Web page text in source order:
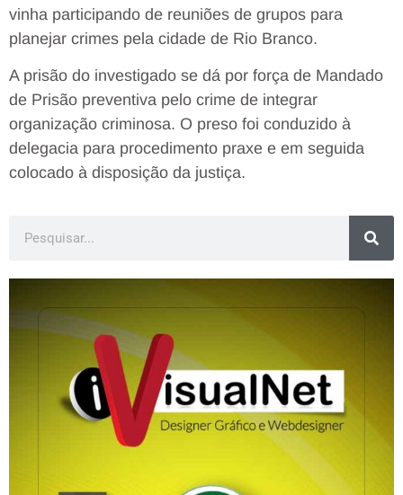
vinha participando de reuniões de grupos para
planejar crimes pela cidade de Rio Branco.
A prisão do investigado se dá por força de Mandado
de Prisão preventiva pelo crime de integrar
organização criminosa. O preso foi conduzido à
delegacia para procedimento praxe e em seguida
colocado à disposição da justiça.